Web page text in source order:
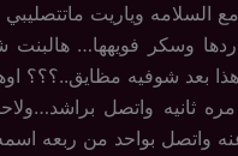
السلامه وياريت ماتتصليبي
ردها وسكر فويهها…
بعد شوفيه مظايق..؟؟؟
ثانيه واتصل
واتصل بواحد من ربعه